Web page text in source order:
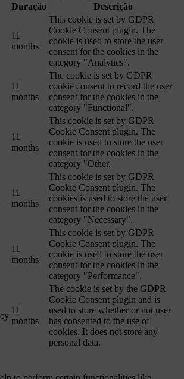
Duração Descrição
11
months
This cookie is set by GDPR
Cookie Consent plugin. The
cookie is used to store the user
consent for the cookies in the
category "Analytics".
11
months
The cookie is set by GDPR
cookie consent to record the user
consent for the cookies in the
category "Functional".
11
months
This cookie is set by GDPR
Cookie Consent plugin. The
cookie is used to store the user
consent for the cookies in the
category "Other.
11
months
This cookie is set by GDPR
Cookie Consent plugin. The
cookies is used to store the user
consent for the cookies in the
category "Necessary".
11
months
This cookie is set by GDPR
Cookie Consent plugin. The
cookie is used to store the user
consent for the cookies in the
category "Performance".
11
months
The cookie is set by the GDPR
Cookie Consent plugin and is
used to store whether or not user
has consented to the use of
cookies. It does not store any
personal data.